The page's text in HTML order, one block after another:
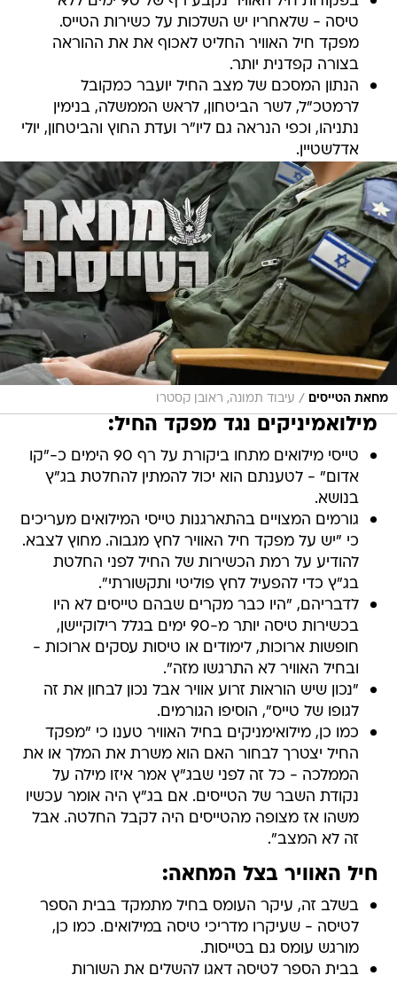
טיסה - שלאחריו יש השלכות על כשירות הטייס.
מפקד חיל האוויר החליט לאכוף את את ההוראה
בצורה קפדנית יותר.
הנתון המסכם של מצב החיל יועבר כמקובל
לרמטכ"ל, לשר הביטחון, לראש הממשלה, בנימין
נתניהו, וכפי הנראה גם ליו"ר ועדת החוץ והביטחון, יולי
אדלשטיין.
מחאת הטייסים / עיבוד תמונה, ראובן קסטרו
מילואמיניקים נגד מפקד החיל:
טייסי מילואים מתחו ביקורת על רף 90 הימים כ-"קו
אדום" - לטענתם הוא יכול להמתין להחלטת בג"ץ
בנושא.
גורמים המצויים בהתארגנות טייסי המילואים מעריכים
כי "יש על מפקד חיל האוויר לחץ מגבוה. מחוץ לצבא.
להודיע על רמת הכשירות של החיל לפני החלטת
בג"ץ כדי להפעיל לחץ פוליטי ותקשורתי".
לדבריהם, "היו כבר מקרים שבהם טייסים לא היו
בכשירות טיסה יותר מ-90 ימים בגלל רילוקיישן,
חופשות ארוכות, לימודים או טיסות עסקים ארוכות -
ובחיל האוויר לא התרגשו מזה".
"נכון שיש הוראות זרוע אוויר אבל נכון לבחון את זה
לגופו של טייס", הוסיפו הגורמים.
כמו כן, מילואימניקים בחיל האוויר טענו כי "מפקד
החיל יצטרך לבחור האם הוא משרת את המלך או את
הממלכה - כל זה לפני שבג"ץ אמר איזו מילה על
נקודת השבר של הטייסים. אם בג"ץ היה אומר עכשיו
משהו אז מצופה מהטייסים היה לקבל החלטה. אבל
זה לא המצב".
חיל האוויר בצל המחאה:
בשלב זה, עיקר העומס בחיל מתמקד בבית הספר
לטיסה - שעיקרו מדריכי טיסה במילואים. כמו כן,
מורגש עומס גם בטייסות.
בבית הספר לטיסה דאגו להשלים את השורות